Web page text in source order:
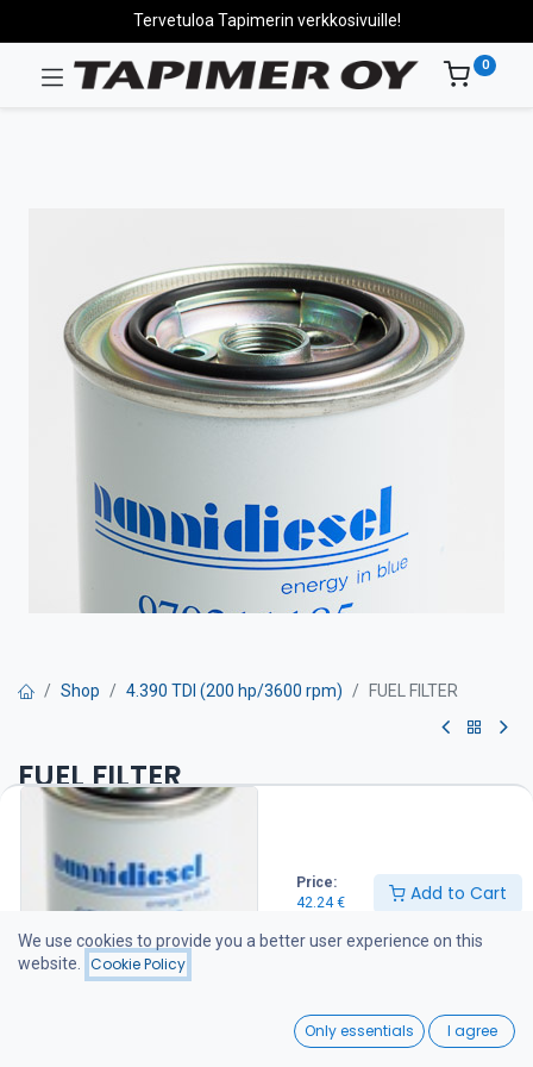
Price:
42.24€ Add to Cart
Wishlist
Tervetuloa Tapimerin verkkosivuille!
0
Shop 4.390 TDI (200 hp/3600 rpm) FUEL FILTER
FUEL FILTER
Polttoainesuodatin on suositeltava vaihtaa kerran vuodessa
42.24€
Add to Cart
We use cookies to provide you a better user experience on this
website.
Cookie Policy
Only essentials I agree